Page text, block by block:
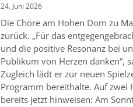
24. Juni 2026
Die Chöre am Hohen Dom zu
zurück. „Für das
und die positive Resonanz bei
Publikum von Herzen danken“,
Zugleich lädt er zur neuen
Programm bereithalte. Auf zwei
bereits jetzt hinweisen: Am